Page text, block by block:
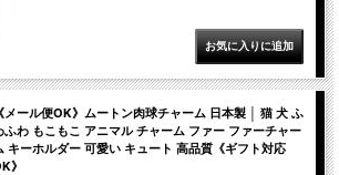
《メール便OK》ムートン肉球チャーム 日本製 │ 猫 犬 ふ
ふわ もこもこ アニマル チャーム ファー ファーチャー
キーホルダー 可愛い キュート 高品質《ギフト対応
》